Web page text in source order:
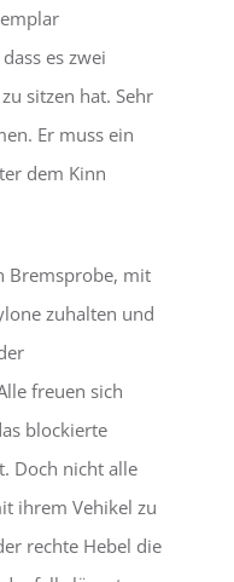
es zwei
sitzen hat. Sehr
Er muss ein
dem Kinn
Bremsprobe, mit
zuhalten und
freuen sich
blockierte
Doch nicht alle
ihrem Vehikel zu
rechte Hebel die